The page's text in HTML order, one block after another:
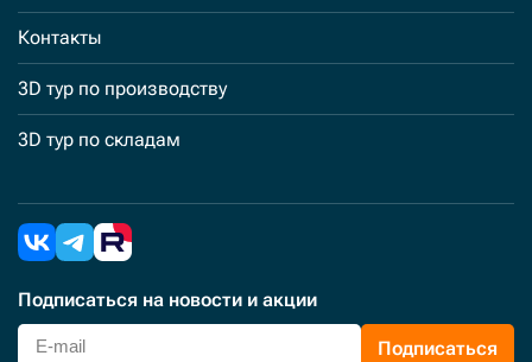
Контакты
3D тур по производству
3D тур по складам
Подписаться на новости и акции
Подписаться